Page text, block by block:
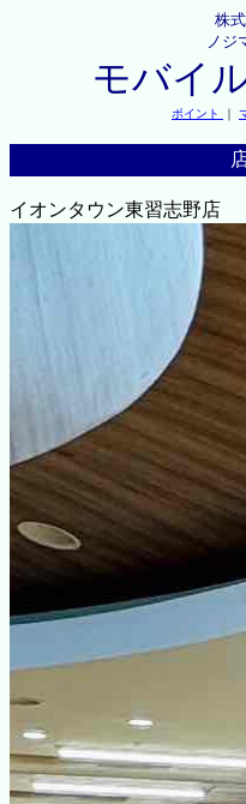
株
ノジ
モバイ
ポイント ｜
イオンタウン東習志野店